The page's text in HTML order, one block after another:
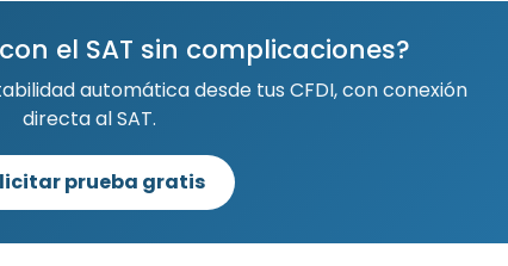
el SAT sin complicaciones?
automática desde tus CFDI, con conexión
directa al SAT.
prueba gratis